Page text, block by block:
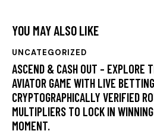
YOU MAY ALSO LIKE
UNCATEGORIZED
ASCEND & CASH OUT – EXPLORE
AVIATOR GAME WITH LIVE
CRYPTOGRAPHICALLY VERIFIED
MULTIPLIERS TO LOCK IN
MOMENT.